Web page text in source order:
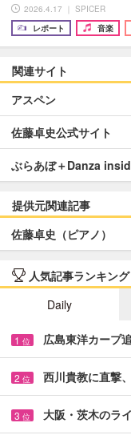
2026.4.17 ｜ SPICER
レポート
音楽
関連サイト
アスペン
佐藤卓史公式サイト
ぶらあぼ＋Danza
提供元関連記事
佐藤卓史（ピアノ）
人気記事ランキング
Daily
1 位 広島東洋カープ
2 位 西川貴教に直撃
3 位 大阪・茨木のラ